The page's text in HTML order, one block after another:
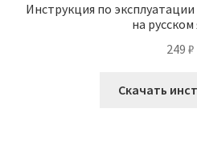
Инструкция по
на русском
249 ₽
Скачать